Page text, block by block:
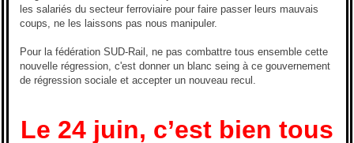
les salariés du secteur ferroviaire pour faire passer leurs mauvais
coups, ne les laissons pas nous manipuler.
Pour la fédération SUD-Rail, ne pas combattre tous ensemble cette
nouvelle régression, c'est donner un blanc seing à ce gouvernement
de régression sociale et accepter un nouveau recul.
Le 24 juin, c’est bien tous